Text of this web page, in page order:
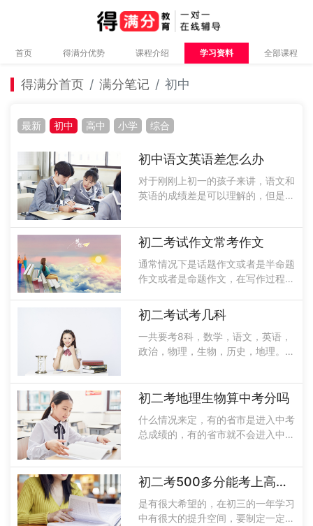
首页 得满分优势 课程介绍 学习资料 全部课程
得满分首页 满分笔记 初中
最新 初中 高中 小学 综合
初中语文英语差怎么办
对于刚刚上初一的孩子来讲，语文和
英语的成绩差是可以理解的，但是绝
绩不好的原因，然后再对症下药，进
行有针对性的帮助，来增强孩子的学
呢？接下......
初二考试作文常考作文
通常情况下是话题作文或者是半命题
作文或者是命题作文，在写作过程中
三段式的作文形式来写，这样就会得
到高分，在写作过程中不能写扰乱社
会治安的话语。常考的作文题目：以
“懂你”......
初二考试考几科
一共要考8科，数学，语文，英语，
政治，物理，生物，历史，地理。每
基础课程不会有太大的变化。在初二
学习中学会处理做题和得分的关系。
的，做出来......
初二考地理生物算中考分吗
什么情况来定，有的省市是进入中考
总成绩的，有的省市就不会进入中考
录取。在河南洛阳，从2020年开始
中考试......
初二考500多分能考上高中吗
是有很大希望的，在初三的一年学习
中有很大的提升空间，要制定一定的